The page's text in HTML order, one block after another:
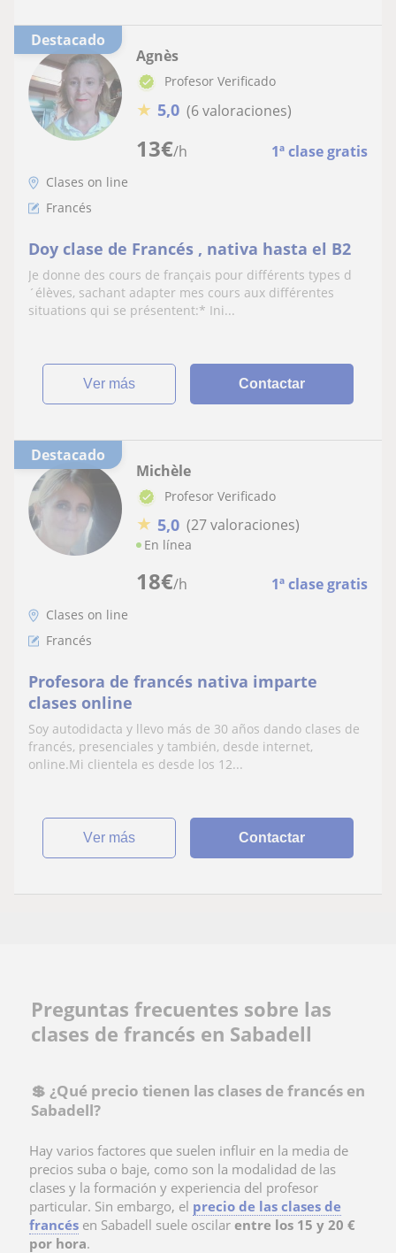
Destacado
13€/h 1ª clase gratis
Agnès
Profesor Verificado
★ 5,0 (6 valoraciones)
Clases on line
Francés
Doy clase de Francés , nativa hasta el B2
Je donne des cours de français pour différents types d
´élèves, sachant adapter mes cours aux différentes
situations qui se présentent:* Ini...
ver más Contactar
Destacado
18€/h 1ª clase gratis
Michèle
Profesor Verificado
★ 5,0 (27 valoraciones)
En línea
Clases on line
Francés
Profesora de francés nativa imparte
clases online
Soy autodidacta y llevo más de 30 años dando clases de
francés, presenciales y también, desde internet,
online.Mi clientela es desde los 12...
ver más Contactar
Preguntas frecuentes sobre las
clases de francés en Sabadell
💲 ​¿Qué precio tienen las clases de francés en
Sabadell?
Hay varios factores que suelen influir en la media de
precios suba o baje, como son la modalidad de las
clases y la formación y experiencia del profesor
particular. Sin embargo, el precio de las clases de
francés en Sabadell suele oscilar entre los 15 y 20 €
por hora.